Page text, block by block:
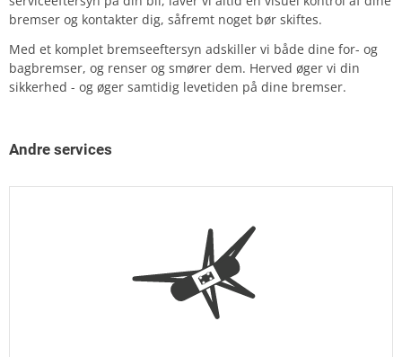
bremser og kontakter dig, såfremt noget bør skiftes.
Med et komplet bremseeftersyn adskiller vi både dine for- og
bagbremser, og renser og smører dem. Herved øger vi din
sikkerhed - og øger samtidig levetiden på dine bremser.
Andre services